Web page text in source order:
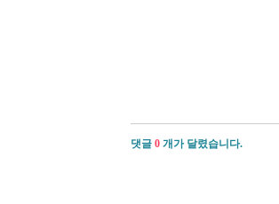
댓글 0 개가 달렸습니다.